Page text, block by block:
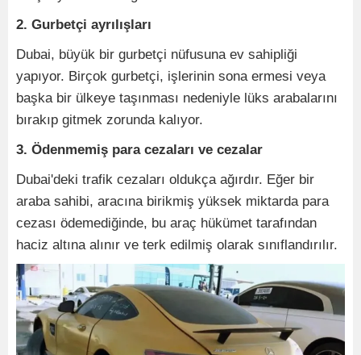
2. Gurbetçi ayrılışları
Dubai, büyük bir gurbetçi nüfusuna ev sahipliği
yapıyor. Birçok gurbetçi, işlerinin sona ermesi veya
başka bir ülkeye taşınması nedeniyle lüks arabalarını
bırakıp gitmek zorunda kalıyor.
3. Ödenmemiş para cezaları ve cezalar
Dubai'deki trafik cezaları oldukça ağırdır. Eğer bir
araba sahibi, aracına birikmiş yüksek miktarda para
cezası ödemediğinde, bu araç hükümet tarafından
haciz altına alınır ve terk edilmiş olarak sınıflandırılır.